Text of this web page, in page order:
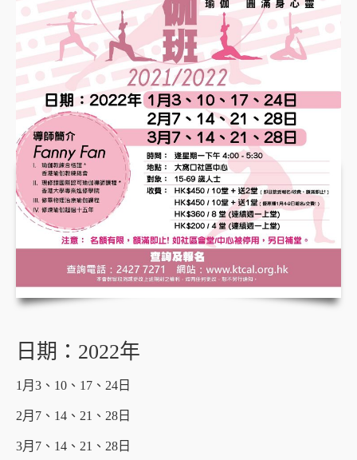
日期：2022年
1月3、10、17、24日
2月7、14、21、28日
3月7、14、21、28日